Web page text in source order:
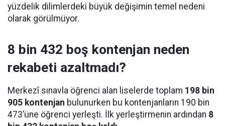
yüzdelik dilimlerdeki büyük değişimin temel nedeni
olarak görülmüyor.
8 bin 432 boş kontenjan neden
rekabeti azaltmadı?
Merkezî sınavla öğrenci alan liselerde toplam 198 bin
905 kontenjan bulunurken bu kontenjanların 190 bin
473’üne öğrenci yerleşti. İlk yerleştirmenin ardından 8